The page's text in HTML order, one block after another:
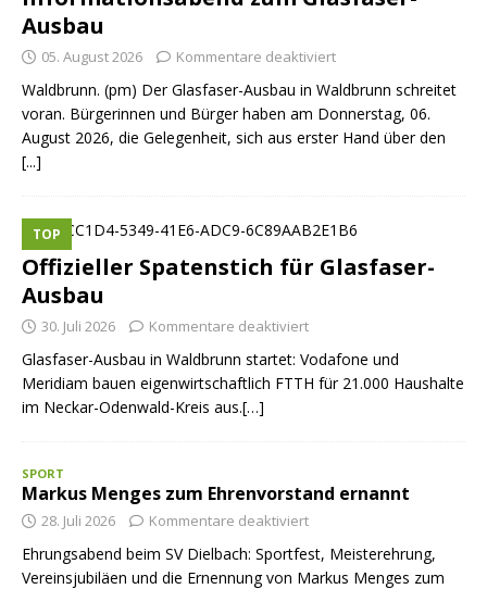
Ausbau
05. August 2026 Kommentare deaktiviert
Waldbrunn. (pm) Der Glasfaser-Ausbau in Waldbrunn schreitet
voran. Bürgerinnen und Bürger haben am Donnerstag, 06.
August 2026, die Gelegenheit, sich aus erster Hand über den
[...]
Offizieller Spatenstich für Glasfaser-
Ausbau
TOP
30. Juli 2026 Kommentare deaktiviert
Glasfaser-Ausbau in Waldbrunn startet: Vodafone und
Meridiam bauen eigenwirtschaftlich FTTH für 21.000 Haushalte
im Neckar-Odenwald-Kreis aus.[…]
SPORT
Markus Menges zum Ehrenvorstand ernannt
28. Juli 2026 Kommentare deaktiviert
Ehrungsabend beim SV Dielbach: Sportfest, Meisterehrung,
Vereinsjubiläen und die Ernennung von Markus Menges zum